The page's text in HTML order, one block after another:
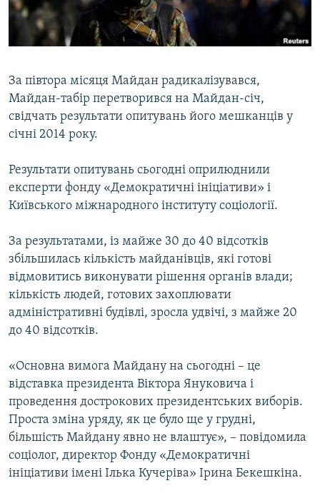
ВІДЕОУРОКИ «ELIFBE»
СВІДЧЕННЯ ОКУПАЦІЇ
ІНФОГРАФІКА
Русский
Qırımtatar
ДОЛУЧАЙСЯ!
За півтора місяця Майдан радикалізувався,
Майдан-табір перетворився на Майдан-січ,
свідчать результати опитувань його мешканців у
січні 2014 року.
Результати опитувань сьогодні оприлюднили
експерти фонду «Демократичні ініціативи» і
Київського міжнародного інституту соціології.
За результатами, із майже 30 до 40 відсотків
збільшилась кількість майданівців, які готові
відмовитись виконувати рішення органів влади;
кількість людей, готових захоплювати
адміністративні будівлі, зросла удвічі, з майже 20
до 40 відсотків.
«Основна вимога Майдану на сьогодні – це
відставка президента Віктора Януковича і
проведення дострокових президентських виборів.
Проста зміна уряду, як це було ще у грудні,
більшість Майдану явно не влаштує», – повідомила
соціолог, директор Фонду «Демократичні
ініціативи імені Ілька Кучеріва» Ірина Бекешкіна.